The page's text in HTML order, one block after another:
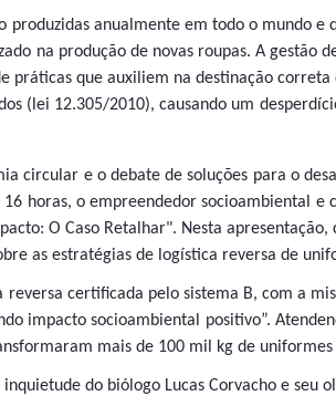
produzidas anualmente em todo o mundo
na produção de novas roupas. A gestão
práticas que auxiliem na destinação
(lei 12.305/2010), causando um
circular e o debate de soluções para o
horas, o empreendedor socioambiental e
O Caso Retalhar". Nesta
as estratégias de logística reversa de
certificada pelo sistema B, com a
impacto socioambiental positivo”.
mais de 100 mil kg de
do biólogo Lucas Corvacho e seu